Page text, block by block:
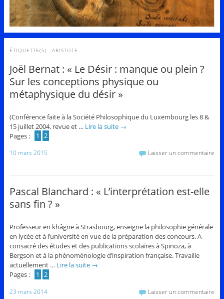
ÉTIQUETTE(S) : ARISTOTE
Joël Bernat : « Le Désir : manque ou plein ?
Sur les conceptions physique ou
métaphysique du désir »
(Conférence faite à la Société Philosophique du Luxembourg les 8 &
15 juillet 2004, revue et … Lire la suite →
Pages :
1 2
10 mars 2015 Laisser un commentaire
Pascal Blanchard : « L’interprétation est-elle
sans fin ? »
Professeur en khâgne à Strasbourg, enseigne la philosophie générale
en lycée et à l’université en vue de la préparation des concours. A
consacré des études et des publications scolaires à Spinoza, à
Bergson et à la phénoménologie d’inspiration française. Travaille
actuellement … Lire la suite →
Pages :
1 2
23 mars 2014 Laisser un commentaire